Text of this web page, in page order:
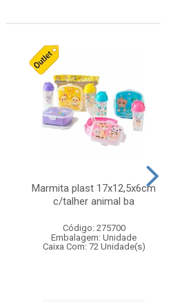
Marmita plast 17x12,5x6cm
c/talher animal ba
Código: 275700
Embalagem: Unidade
Caixa Com: 72 Unidade(s)